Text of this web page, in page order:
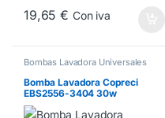
19,65€ Con iva
Bombas Lavadora Universales
Bomba Lavadora Copreci
EBS2556-3404 30w